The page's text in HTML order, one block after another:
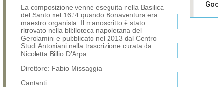
La composizione venne eseguita nella Basilica
del Santo nel 1674 quando Bonaventura era
maestro organista. Il manoscritto è stato
ritrovato nella biblioteca napoletana dei
Gerolamini e pubblicato nel 2013 dal Centro
Studi Antoniani nella trascrizione curata da
Nicoletta Billio D’Arpa.
Direttore: Fabio Missaggia
Cantanti: